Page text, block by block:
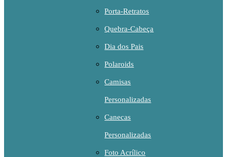
Porta-Retratos
Quebra-Cabeça
Dia dos Pais
Polaroids
Camisas
Personalizadas
Canecas
Personalizadas
Foto Acrílico